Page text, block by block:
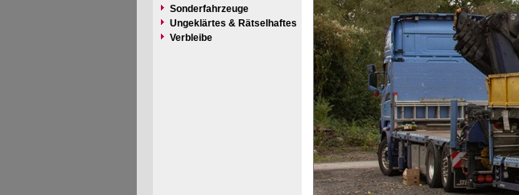
Sonderfahrzeuge
Ungeklärtes & Rätselhaftes
Verbleibe